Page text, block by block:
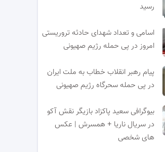
رسید
اسامی و تعداد شهدای حادثه تروریستی
امروز در پی حمله رژیم صهیونی
پیام رهبر انقلاب خطاب به ملت ایران
در پی حمله سحرگاه رژیم صهیونی
بیوگرافی سعید پاکزاد بازیگر نقش آکو
در سریال ناریا + همسرش | عکس
های شخصی